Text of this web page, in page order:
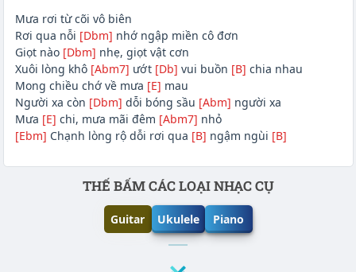
Mưa rơi từ cõi vô biên
Rơi qua nỗi [Dbm] nhớ ngập miền cô đơn
Giọt nào [Dbm] nhẹ, giọt vật cơn
Xuôi lòng khô [Abm7] ướt [Db] vui buồn [B] chia nhau
Mong chiều chớ về mưa [E] mau
Người xa còn [Dbm] dỗi bóng sầu [Abm] người xa
Mưa [E] chi, mưa mãi đêm [Abm7] nhỏ
[Ebm] Chạnh lòng rộ dỗi rơi qua [B] ngậm ngùi [B]
Phần nội dungTHẾ BẤM CÁC LOẠI NHẠC CỤ
Guitar Ukulele Piano